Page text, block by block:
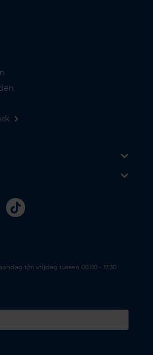
Tiktok
t/m vrijdag tussen 08.00 - 17.30